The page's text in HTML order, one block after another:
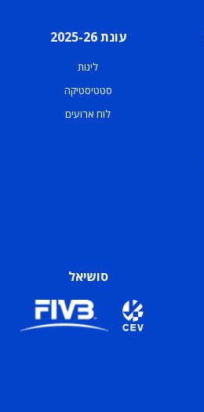
עונת 2025-26
ליגות
סטטיסטיקה
לוח ארועים
סושיאל